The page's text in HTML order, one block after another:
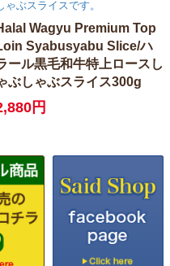
ゃぶスライスです。
Wagyu Premium Top
Syabusyabu Slice/ハ
ール黒毛和牛特上ロースし
ぶしゃぶスライス300g
円